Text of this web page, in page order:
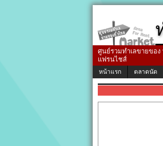
ศูนย์รวมทำเลขายขอ
แฟรนไชส์
หน้าแรก ตลาดนัด